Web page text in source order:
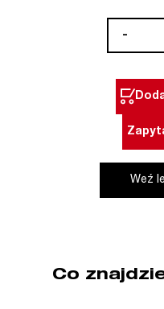
-
3/4''
200-
800
Bahco
kat.
Weź
Co